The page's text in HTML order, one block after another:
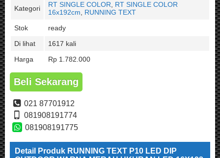
Kategori RT SINGLE COLOR, RT SINGLE COLOR
16x192cm, RUNNING TEXT
Stok
ready
Di lihat
1617 kali
Harga
Rp 1.782.000
Beli Sekarang
021 87701912
081908191774
081908191775
Detail Produk RUNNING TEXT P10 LED DIP